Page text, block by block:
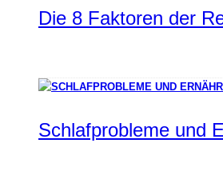
Die 8 Faktoren der
Schlafprobleme und